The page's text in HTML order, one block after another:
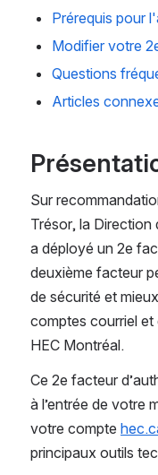
Prérequis pour
Modifier votre
Questions
Articles
Sur
Trésor, la Direction
a déployé un 2e
deuxième facteur
de sécurité et
comptes courriel
HEC Montréal.
Ce 2e facteur
à l’entrée de votre
votre compte
principaux outils